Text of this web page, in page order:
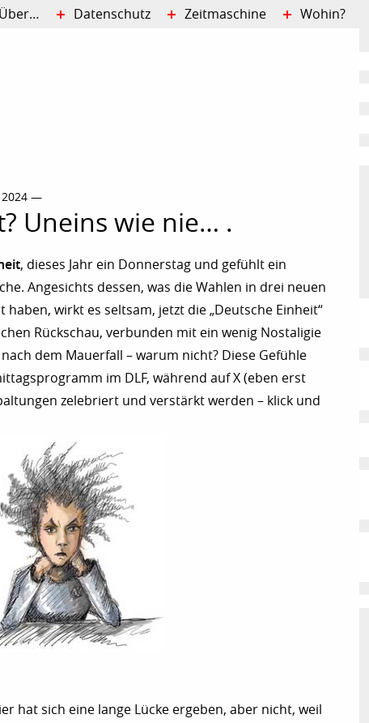
2024 —
Uneins wie nie… .
, dieses Jahr ein Donnerstag und gefühlt ein
Angesichts dessen, was die Wahlen in drei neuen
wirkt es seltsam, jetzt die „Deutsche Einheit“
Rückschau, verbunden mit ein wenig Nostaligie
dem Mauerfall – warum nicht? Diese Gefühle
im DLF, während auf X (eben erst
zelebriert und verstärkt werden – klick und
hat sich eine lange Lücke ergeben, aber nicht, weil
Über… Datenschutz Zeitmaschine Wohin?